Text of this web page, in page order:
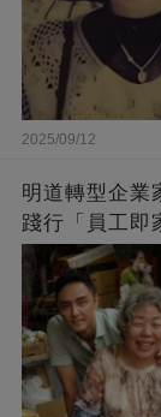
2025/09/12
明道轉型企業
踐行「員工即
闆的福報